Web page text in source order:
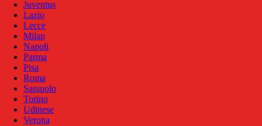
Juventus
Lazio
Lecce
Milan
Napoli
Parma
Pisa
Roma
Sassuolo
Torino
Udinese
Verona